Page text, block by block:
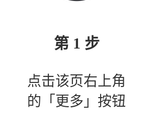
第 1 步
点击该页右上角
的「更多」按钮